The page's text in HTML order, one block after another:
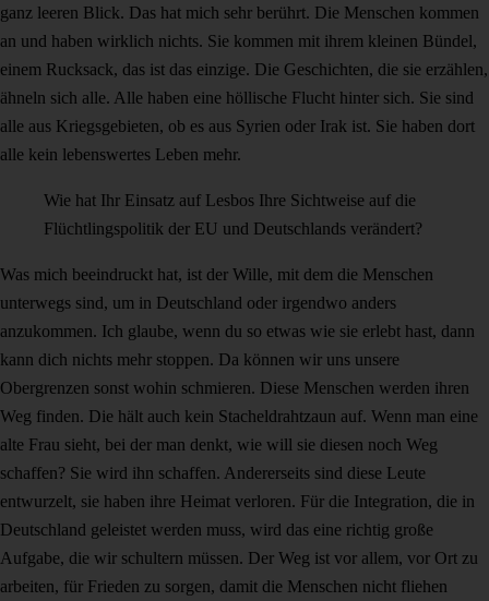
ganz leeren Blick. Das hat mich sehr berührt. Die Menschen kommen
an und haben wirklich nichts. Sie kommen mit ihrem kleinen Bündel,
einem Rucksack, das ist das einzige. Die Geschichten, die sie erzählen,
ähneln sich alle. Alle haben eine höllische Flucht hinter sich. Sie sind
alle aus Kriegsgebieten, ob es aus Syrien oder Irak ist. Sie haben dort
alle kein lebenswertes Leben mehr.
Wie hat Ihr Einsatz auf Lesbos Ihre Sichtweise auf die
Flüchtlingspolitik der EU und Deutschlands verändert?
Was mich beeindruckt hat, ist der Wille, mit dem die Menschen
unterwegs sind, um in Deutschland oder irgendwo anders
anzukommen. Ich glaube, wenn du so etwas wie sie erlebt hast, dann
kann dich nichts mehr stoppen. Da können wir uns unsere
Obergrenzen sonst wohin schmieren. Diese Menschen werden ihren
Weg finden. Die hält auch kein Stacheldrahtzaun auf. Wenn man eine
alte Frau sieht, bei der man denkt, wie will sie diesen noch Weg
schaffen? Sie wird ihn schaffen. Andererseits sind diese Leute
entwurzelt, sie haben ihre Heimat verloren. Für die Integration, die in
Deutschland geleistet werden muss, wird das eine richtig große
Aufgabe, die wir schultern müssen. Der Weg ist vor allem, vor Ort zu
arbeiten, für Frieden zu sorgen, damit die Menschen nicht fliehen